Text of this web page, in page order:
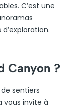
C’est une
Canyon ?
sentiers
vous invite à